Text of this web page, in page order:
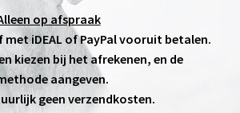
op afspraak
met iDEAL of PayPal vooruit betalen.
kiezen bij het afrekenen, en de
aangeven.
geen verzendkosten.